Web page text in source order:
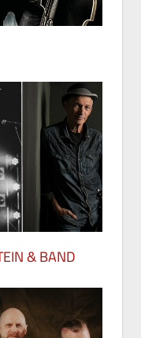
& BAND